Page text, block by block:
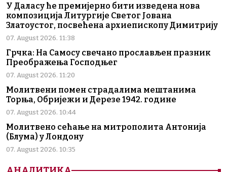
У Даласу ће премијерно бити изведена нова
композиција Литургије Светог Јована
Златоустог, посвећена архиепископу Димитрију
07. August 2026. 11:38
Грчка: На Самосу свечано прослављен празник
Преображења Господњег
07. August 2026. 11:20
Молитвени помен страдалима мештанима
Торња, Обријежи и Дерезе 1942. године
07. August 2026. 10:44
Молитвено сећање на митрополита Антонија
(Блума) у Лондону
07. August 2026. 10:35